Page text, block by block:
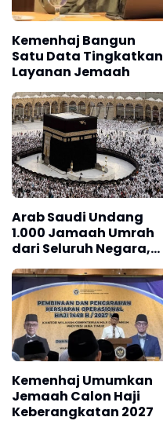
Kemenhaj Bangun
Satu Data Tingkatkan
Layanan Jemaah
Arab Saudi Undang
1.000 Jamaah Umrah
dari Seluruh Negara,
Termasuk Indonesia
Kemenhaj Umumkan
Jemaah Calon Haji
Keberangkatan 2027